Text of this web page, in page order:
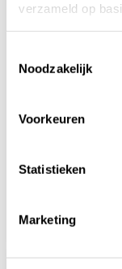
verzameld op
Noodzakelijk
Voorkeuren
Statistieken
Marketing
Niet op